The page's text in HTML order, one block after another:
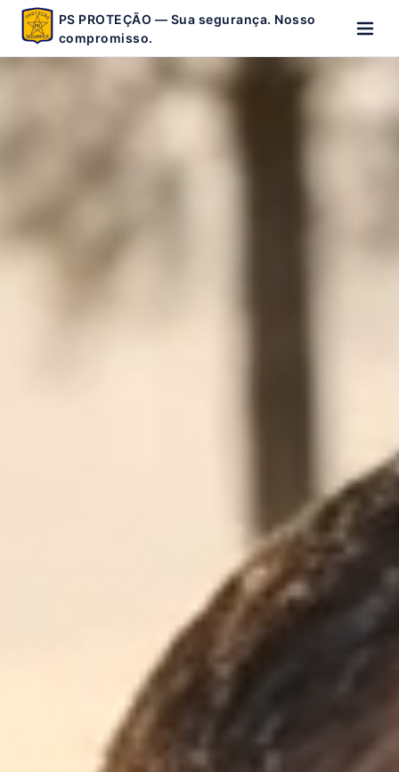
PS PROTEÇÃO — Sua segurança. Nosso
compromisso.